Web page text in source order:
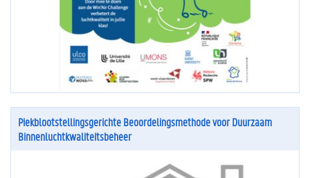
Piekblootstellingsgerichte Beoordelingsmethode voor Duurzaam
Binnenluchtkwaliteitsbeheer